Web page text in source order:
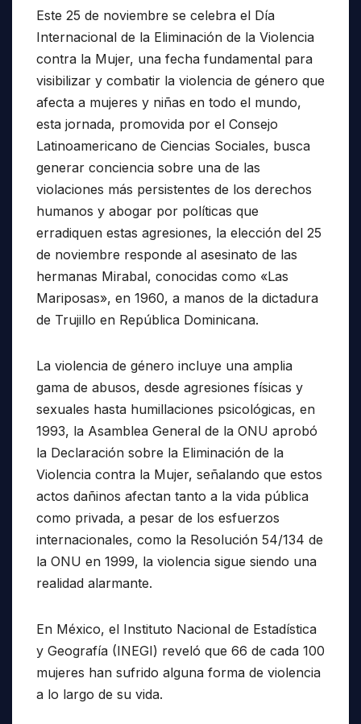
Este 25 de noviembre se celebra el Día
Internacional de la Eliminación de la Violencia
contra la Mujer, una fecha fundamental para
visibilizar y combatir la violencia de género que
afecta a mujeres y niñas en todo el mundo,
esta jornada, promovida por el Consejo
Latinoamericano de Ciencias Sociales, busca
generar conciencia sobre una de las
violaciones más persistentes de los derechos
humanos y abogar por políticas que
erradiquen estas agresiones, la elección del 25
de noviembre responde al asesinato de las
hermanas Mirabal, conocidas como «Las
Mariposas», en 1960, a manos de la dictadura
de Trujillo en República Dominicana.
La violencia de género incluye una amplia
gama de abusos, desde agresiones físicas y
sexuales hasta humillaciones psicológicas, en
1993, la Asamblea General de la ONU aprobó
la Declaración sobre la Eliminación de la
Violencia contra la Mujer, señalando que estos
actos dañinos afectan tanto a la vida pública
como privada, a pesar de los esfuerzos
internacionales, como la Resolución 54/134 de
la ONU en 1999, la violencia sigue siendo una
realidad alarmante.
En México, el Instituto Nacional de Estadística
y Geografía (INEGI) reveló que 66 de cada 100
mujeres han sufrido alguna forma de violencia
a lo largo de su vida.